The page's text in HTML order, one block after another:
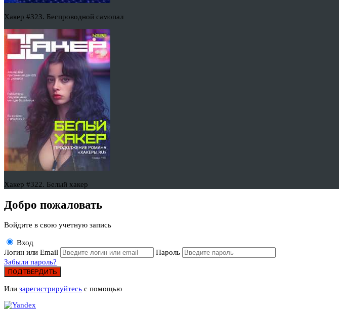
Хакер #323. Беспроводной самопал
Хакер #322. Белый хакер
Добро пожаловать
Войдите в свою учетную запись
Вход
Логин или Email
Пароль
Забыли пароль?
ПОДТВЕРДИТЬ
Или зарегистрируйтесь с помощью